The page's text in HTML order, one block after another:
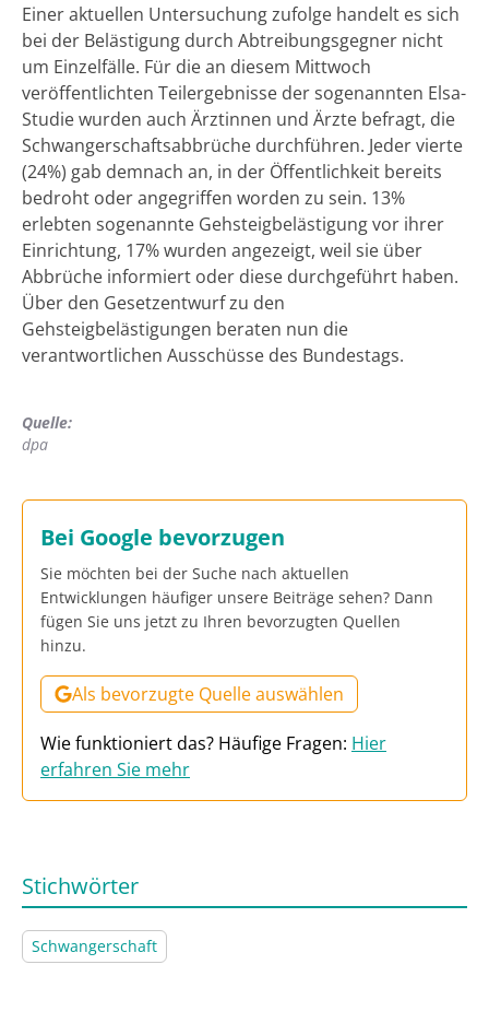
Einer aktuellen Untersuchung zufolge handelt es sich
bei der Belästigung durch Abtreibungsgegner nicht
um Einzelfälle. Für die an diesem Mittwoch
veröffentlichten Teilergebnisse der sogenannten Elsa-
Studie wurden auch Ärztinnen und Ärzte befragt, die
Schwangerschaftsabbrüche durchführen. Jeder vierte
(24%) gab demnach an, in der Öffentlichkeit bereits
bedroht oder angegriffen worden zu sein. 13%
erlebten sogenannte Gehsteigbelästigung vor ihrer
Einrichtung, 17% wurden angezeigt, weil sie über
Abbrüche informiert oder diese durchgeführt haben.
Über den Gesetzentwurf zu den
Gehsteigbelästigungen beraten nun die
verantwortlichen Ausschüsse des Bundestags.
Quelle:
dpa
Bei Google bevorzugen
Sie möchten bei der Suche nach aktuellen
Entwicklungen häufiger unsere Beiträge sehen? Dann
fügen Sie uns jetzt zu Ihren bevorzugten Quellen
hinzu.
Als bevorzugte Quelle auswählen
Wie funktioniert das? Häufige Fragen: Hier
erfahren Sie mehr
Stichwörter
Schwangerschaft